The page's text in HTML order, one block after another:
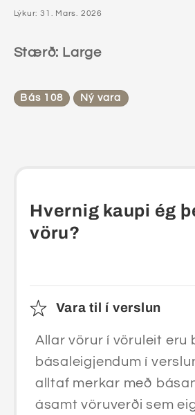
Lýkur: 31. Mars. 2026
Stærð: Large
Bás 108 Ný vara
Hvernig kaupi ég
vöru?
Vara til í verslun
Allar vörur í vöruleit eru
básaleigjendum í
alltaf merkar með
ásamt vöruverði sem